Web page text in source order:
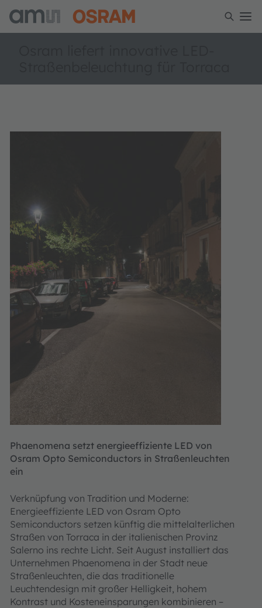
Phaenomena setzt energieeffiziente LED von
Osram Opto Semiconductors in Straßenleuchten
ein
Verknüpfung von Tradition und Moderne:
Energieeffiziente LED von Osram Opto
Semiconductors setzen künftig die mittelalterlichen
Straßen von Torraca in der italienischen Provinz
Salerno ins rechte Licht. Seit August installiert das
Unternehmen Phaenomena in der Stadt neue
Straßenleuchten, die das traditionelle
Leuchtendesign mit großer Helligkeit, hohem
Kontrast und Kosteneinsparungen kombinieren –